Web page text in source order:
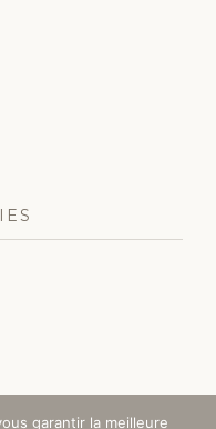
garantir la meilleure